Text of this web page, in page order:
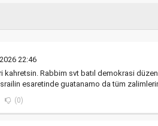
22:46
kahretsin. Rabbim svt batıl demokrasi
esaretinde guatanamo da tüm
(0)